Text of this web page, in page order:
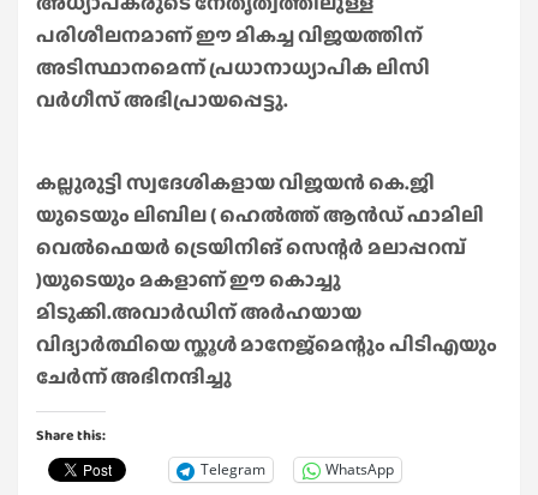
പരിശീലനമാണ് ഈ മികച്ച വിജയത്തിന്
അടിസ്ഥാനമെന്ന് പ്രധാനാധ്യാപിക ലിസി
വർഗീസ് അഭിപ്രായപ്പെട്ടു.
കല്ലുരുട്ടി സ്വദേശികളായ വിജയൻ കെ.ജി
യുടെയും ലിബില ( ഹെൽത്ത് ആൻഡ് ഫാമിലി
വെൽഫെയർ ട്രെയിനിങ് സെന്റർ മലാപ്പറമ്പ്
)യുടെയും മകളാണ് ഈ കൊച്ചു
മിടുക്കി.അവാർഡിന് അർഹയായ
വിദ്യാർത്ഥിയെ സ്കൂൾ മാനേജ്മെന്റും പിടിഎയും
ചേർന്ന് അഭിനന്ദിച്ചു
Share this:
Telegram WhatsApp